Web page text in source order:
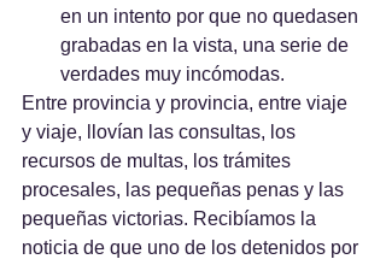
en un intento por que no quedasen
grabadas en la vista, una serie de
verdades muy incómodas.
Entre provincia y provincia, entre viaje
y viaje, llovían las consultas, los
recursos de multas, los trámites
procesales, las pequeñas penas y las
pequeñas victorias. Recibíamos la
noticia de que uno de los detenidos por